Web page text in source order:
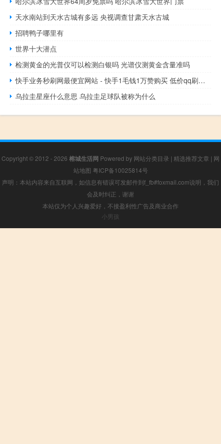
天水南站到天水古城有多远 央视调查甘肃天水古城
招聘鸭子哪里有
世界十大潜点
检测黄金的光普仪可以检测白银吗 光谱仪测黄金含量准吗
快手业务秒刷网最便宜网站 - 快手1毛钱1万赞购买 低价qq刷空间说说评论10个
乌拉圭星座什么意思 乌拉圭足球队被称为什么
Copyright © 2012 - 2026 榕城生活网 Powered by 网站分类目录 | 精选推荐文章 | 网
站地图 粤ICP备10025814号
声明：本站内容来自互联网，如信息有错误可发邮件到f_fb#foxmail.com说明，我们
会及时纠正，谢谢
本站仅为个人兴趣爱好，不接盈利性广告及商业合作
小男孩